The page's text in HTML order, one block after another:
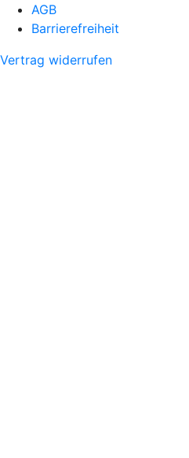
AGB
Barrierefreiheit
Vertrag widerrufen